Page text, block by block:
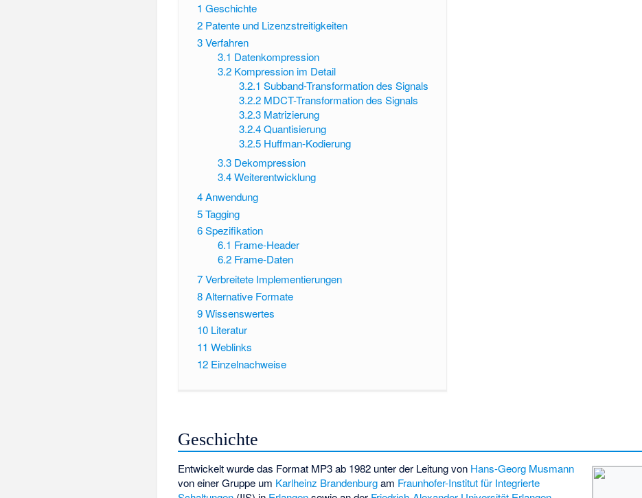
1 Geschichte
2 Patente und Lizenzstreitigkeiten
3Verfahren
3.1 Datenkompression
3.2 Kompression im Detail
3.2.1 Subband-Transformation des Signals
3.2.2 MDCT-Transformation des Signals
3.2.3 Matrizierung
3.2.4 Quantisierung
3.2.5 Huffman-Kodierung
3.3 Dekompression
3.4 Weiterentwicklung
4Anwendung
5Tagging
6Spezifikation
6.1 Frame-Header
6.2 Frame-Daten
7Verbreitete Implementierungen
8Alternative Formate
9Wissenswertes
10 Literatur
11 Weblinks
12 Einzelnachweise
Geschichte
Entwickelt wurde das Format MP3 ab 1982 unter der Leitung von Hans-Georg Musmann
von einer Gruppe um Karlheinz Brandenburgam Fraunhofer-Institut für Integrierte